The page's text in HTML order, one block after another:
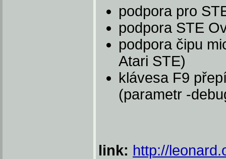
podpora pro
podpora STE
podpora čipu
Atari STE)
klávesa F9
(parametr -
link: http://